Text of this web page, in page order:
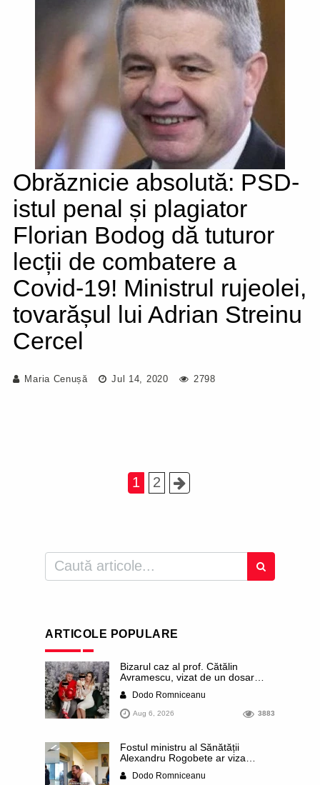
Obrăznicie absolută: PSD-
istul penal și plagiator
Florian Bodog dă tuturor
lecții de combatere a
Covid-19! Ministrul rujeolei,
tovarășul lui Adrian Streinu
Cercel
Maria Cenușă Jul 14, 2020 2798
1 2
ARTICOLE POPULARE
Bizarul caz al prof. Cătălin
Avramescu, vizat de un dosar
infantilă”. Miroase a execuție
stalinistă. Cea mai imundă parte a
presei publică inclusiv documente
dezvăluite date ultra-personale
ale profesorului, inclusiv
diagnostice și tratamente
Dodo Romniceanu
Aug 6, 2026 3883
Fostul ministru al Sănătății
Alexandru Rogobete ar viza
al orașului Timișoara. Pesedistul
Dodo Romniceanu